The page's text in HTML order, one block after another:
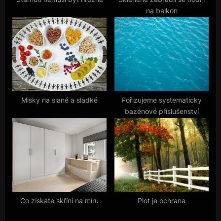
na balkon
Misky na slané a sladké
Pořizujeme systematicky
bazénové příslušenství
Co získáte skříní na míru Plot je ochrana